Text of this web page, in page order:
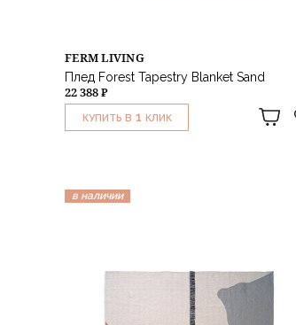
FERM LIVING
Плед Forest Tapestry Blanket Sand
22 388 ₽
КУПИТЬ В 1 КЛИК
в наличии